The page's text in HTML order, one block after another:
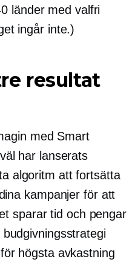
länder med valfri
ingår inte.)
resultat
med Smart
har lanserats
algoritm att fortsätta
kampanjer för att
sparar tid och pengar
högsta avkastning